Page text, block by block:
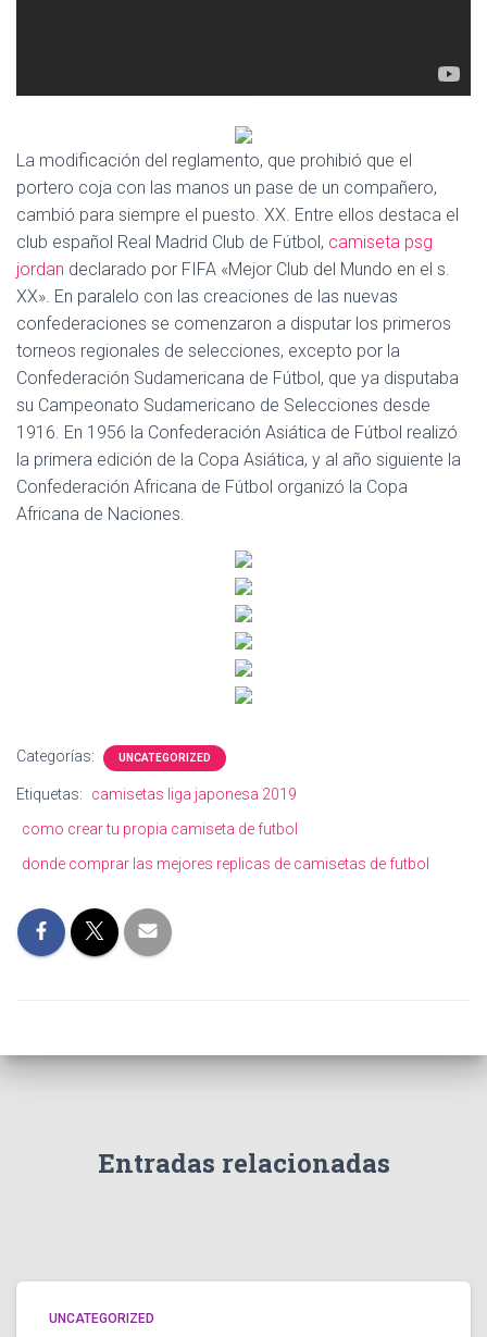
La modificación del reglamento, que prohibió que el
portero coja con las manos un pase de un compañero,
cambió para siempre el puesto. XX. Entre ellos destaca el
club español Real Madrid Club de Fútbol, camiseta psg
jordan declarado por FIFA «Mejor Club del Mundo en el s.
XX». En paralelo con las creaciones de las nuevas
confederaciones se comenzaron a disputar los primeros
torneos regionales de selecciones, excepto por la
Confederación Sudamericana de Fútbol, que ya disputaba
su Campeonato Sudamericano de Selecciones desde
1916. En 1956 la Confederación Asiática de Fútbol realizó
la primera edición de la Copa Asiática, y al año siguiente la
Confederación Africana de Fútbol organizó la Copa
Africana de Naciones.
Categorías: UNCATEGORIZED
Etiquetas:
camisetas liga japonesa 2019
como crear tu propia camiseta de futbol
donde comprar las mejores replicas de camisetas de futbol
Entradas relacionadas
UNCATEGORIZED